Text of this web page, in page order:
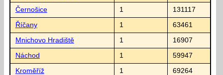
Černošice 1 131117
Říčany 1 63461
Mnichovo Hradiště 1 16907
Náchod 1 59947
Kroměříž 1 69264